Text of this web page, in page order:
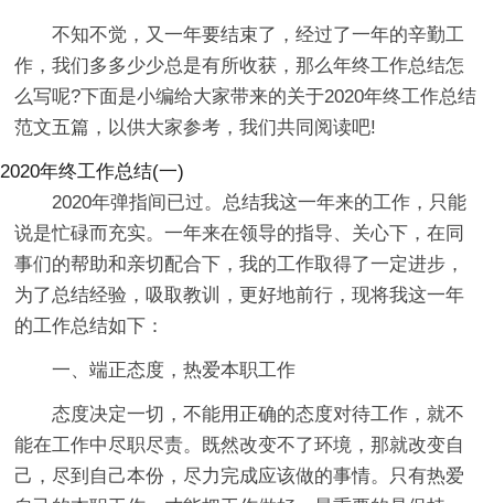
不知不觉，又一年要结束了，经过了一年的辛勤工
作，我们多多少少总是有所收获，那么年终工作总结怎
么写呢?下面是小编给大家带来的关于2020年终工作总结
范文五篇，以供大家参考，我们共同阅读吧!
2020年终工作总结(一)
2020年弹指间已过。总结我这一年来的工作，只能
说是忙碌而充实。一年来在领导的指导、关心下，在同
事们的帮助和亲切配合下，我的工作取得了一定进步，
为了总结经验，吸取教训，更好地前行，现将我这一年
的工作总结如下：
一、端正态度，热爱本职工作
态度决定一切，不能用正确的态度对待工作，就不
能在工作中尽职尽责。既然改变不了环境，那就改变自
己，尽到自己本份，尽力完成应该做的事情。只有热爱